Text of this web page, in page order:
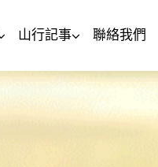
山行記事 聯絡我們